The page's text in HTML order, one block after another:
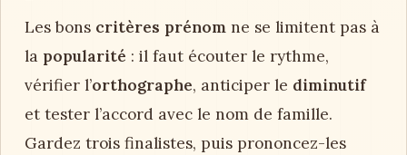
Les bons critères prénom ne se limitent pas à
la popularité : il faut écouter le rythme,
vérifier l’orthographe, anticiper le diminutif
et tester l’accord avec le nom de famille.
Gardez trois finalistes, puis prononcez-les